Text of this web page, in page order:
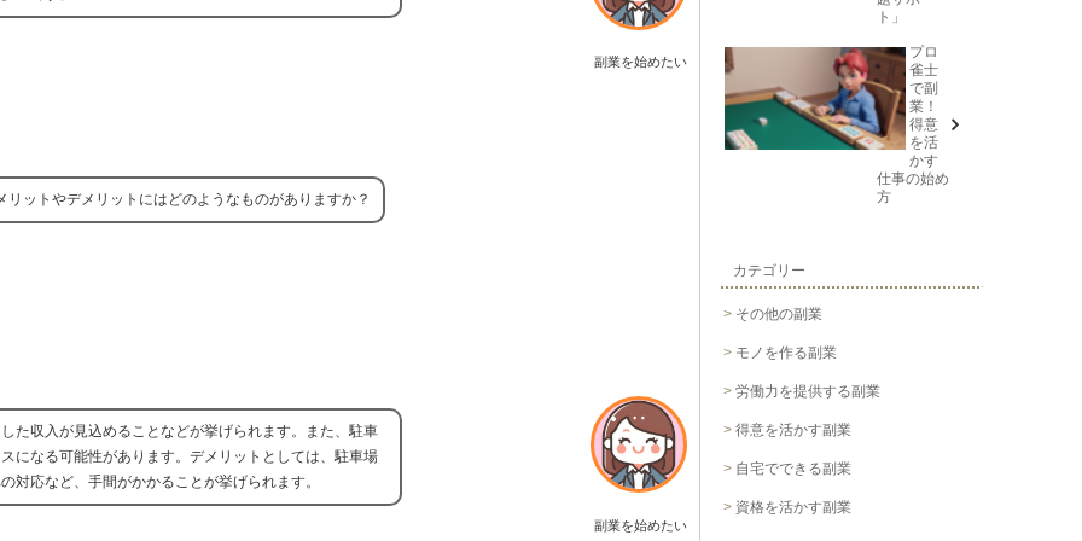
副業を始めたい
ットやデメリットにはどのようなものがありますか？
副業を始めたい
た収入が見込めることなどが挙げられます。また、駐車
になる可能性があります。デメリットとしては、駐車場
対応など、手間がかかることが挙げられます。
ト」
プロ
雀士
で副
業！
得意
を活
かす
仕事の始め
方
カテゴリー
その他の副業
モノを作る副業
労働力を提供する副業
得意を活かす副業
自宅でできる副業
資格を活かす副業